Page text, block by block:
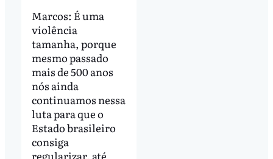
Marcos: É uma
violência
tamanha, porque
mesmo passado
mais de 500 anos
nós ainda
continuamos nessa
luta para que o
Estado brasileiro
consiga
regularizar, até